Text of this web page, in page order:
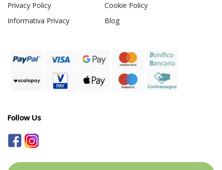
Privacy Policy
Cookie Policy
Informativa Privacy
Blog
Follow Us